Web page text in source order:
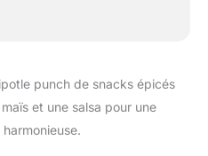
punch de snacks épicés
et une salsa pour une